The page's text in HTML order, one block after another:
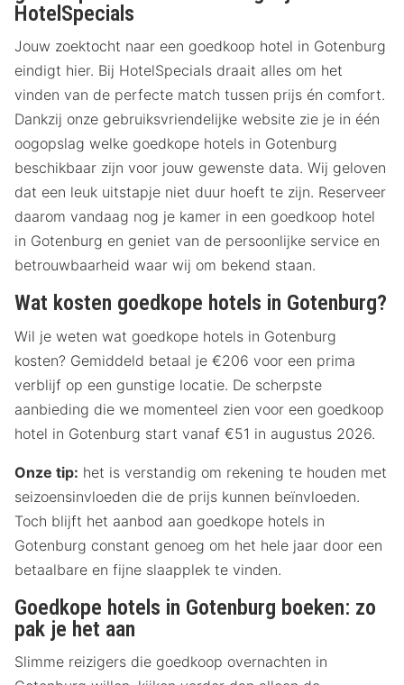
HotelSpecials
Jouw zoektocht naar een goedkoop hotel in Gotenburg
eindigt hier. Bij HotelSpecials draait alles om het
vinden van de perfecte match tussen prijs én comfort.
Dankzij onze gebruiksvriendelijke website zie je in één
oogopslag welke goedkope hotels in Gotenburg
beschikbaar zijn voor jouw gewenste data. Wij geloven
dat een leuk uitstapje niet duur hoeft te zijn. Reserveer
daarom vandaag nog je kamer in een goedkoop hotel
in Gotenburg en geniet van de persoonlijke service en
betrouwbaarheid waar wij om bekend staan.
Wat kosten goedkope hotels in Gotenburg?
Wil je weten wat goedkope hotels in Gotenburg
kosten? Gemiddeld betaal je €206 voor een prima
verblijf op een gunstige locatie. De scherpste
aanbieding die we momenteel zien voor een goedkoop
hotel in Gotenburg start vanaf €51 in augustus 2026.
Onze tip: het is verstandig om rekening te houden met
seizoensinvloeden die de prijs kunnen beïnvloeden.
Toch blijft het aanbod aan goedkope hotels in
Gotenburg constant genoeg om het hele jaar door een
betaalbare en fijne slaapplek te vinden.
Goedkope hotels in Gotenburg boeken: zo
pak je het aan
Slimme reizigers die goedkoop overnachten in